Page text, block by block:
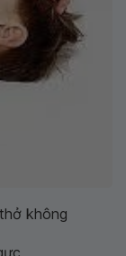
không